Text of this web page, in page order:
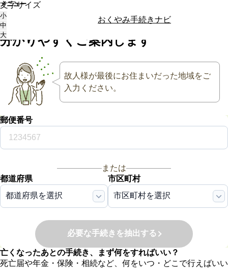
おくやみ手続きナビ
文字サイズ
小
中
大
メニュー
大切な方が亡くなった後
手続き・相続
分かりやすく ご案内します
故人様が最後にお住まいだった地域をご
入力ください。
郵便番号
または
都道府県
都道府県を選択
市区町村
市区町村を選択
必要な手続きを抽出する
亡くなったあとの手続き、まず何をすればいい？
死亡届や年金・保険・相続など、何をいつ・どこで行えばいい